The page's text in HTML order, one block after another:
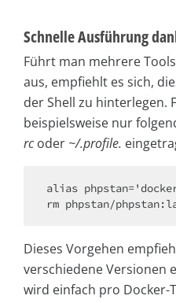
Schnelle Ausführung
Führt man mehrere
aus, empfiehlt es sich,
der Shell zu hinterlegen.
beispielsweise nur
rcoder ~/.profile.
alias
rm phpstan/
Dieses Vorgehen
verschiedene Versionen
wird einfach pro Docker-